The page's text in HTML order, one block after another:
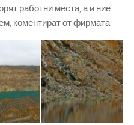
работни места, а и ние
коментират от фирмата.